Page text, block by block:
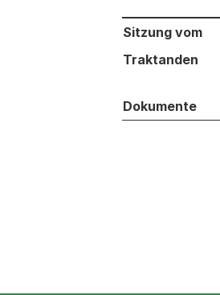
Behandelt an
Sitzung vom
Traktanden
Dokumente